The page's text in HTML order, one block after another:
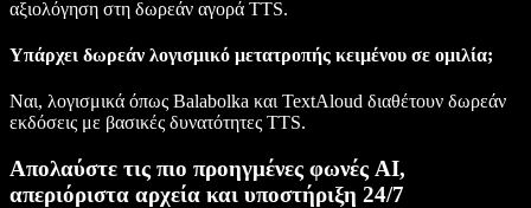
αξιολόγηση στη δωρεάν αγορά TTS.
Υπάρχει δωρεάν λογισμικό μετατροπής κειμένου σε ομιλία;
Ναι, λογισμικά όπως Balabolka και TextAloud διαθέτουν δωρεάν
εκδόσεις με βασικές δυνατότητες TTS.
Απολαύστε τις πιο προηγμένες φωνές AI,
απεριόριστα αρχεία και υποστήριξη 24/7